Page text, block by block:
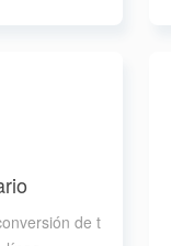
de t